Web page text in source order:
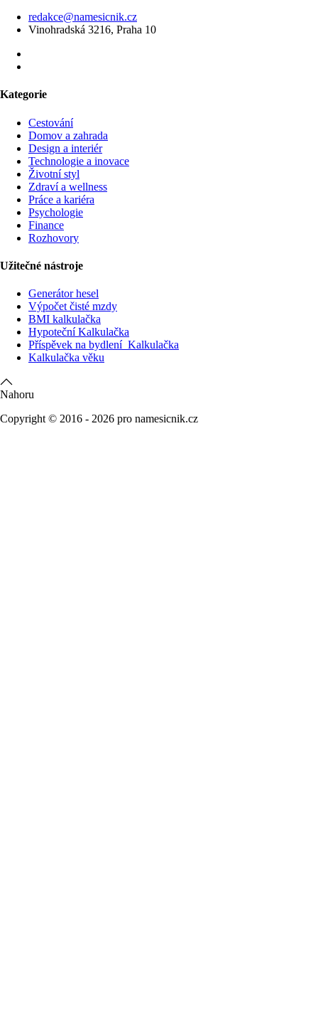
redakce@namesicnik.cz
Vinohradská 3216, Praha 10
Kategorie
Cestování
Domov a zahrada
Design a interiér
Technologie a inovace
Životní styl
Zdraví a wellness
Práce a kariéra
Psychologie
Finance
Rozhovory
Užitečné nástroje
Generátor hesel
Výpočet čisté mzdy
BMI kalkulačka
Hypoteční Kalkulačka
Příspěvek na bydlení Kalkulačka
Kalkulačka věku
Nahoru
Copyright © 2016 - 2026 pro namesicnik.cz